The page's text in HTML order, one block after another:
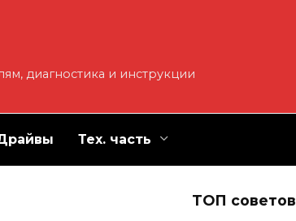
диагностика и инструкции
Тех. часть
ТОП советов